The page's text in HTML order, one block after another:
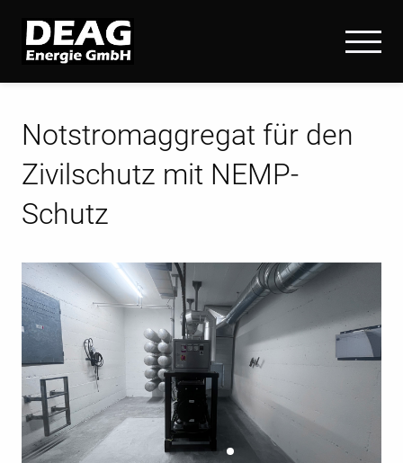
Notstromaggregat für den
Zivilschutz mit NEMP-
Schutz